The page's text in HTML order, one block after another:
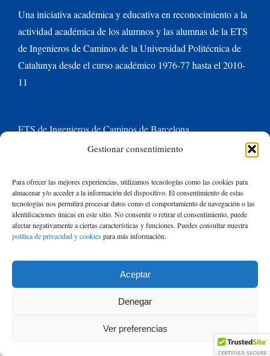
Gestionar consentimiento
Para ofrecer las mejores experiencias, utilizamos tecnologías como las cookies para
almacenar y/o acceder a la información del dispositivo. El consentimiento de estas
tecnologías nos permitirá procesar datos como el comportamiento de navegación o las
identificaciones únicas en este sitio. No consentir o retirar el consentimiento, puede
afectar negativamente a ciertas características y funciones. Puedes consultar nuestra
política de privacidad y cookiespara más información.
Aceptar
Denegar
Ver preferencias
Una iniciativa académica y educativa en reconocimiento a la
actividad académica de los alumnos y las alumnas de la ETS
de Ingenieros de Caminos de la Universidad Politécnica de
Catalunya desde el curso académico 1976-77 hasta el 2010-
11
ETS de Ingenieros de Caminos de Barcelona
Universitat Politècnica de Catalunya BarcelonaTech
Contacte con nosotros
Buscar:
2026 de Rafael Mujeriego | Todos los derechos reservados
|